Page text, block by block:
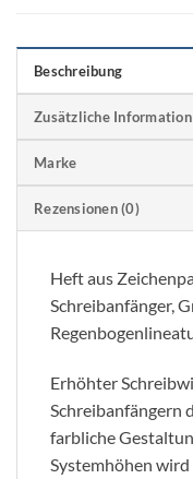
Beschreibung
Zusätzliche Information
Marke
Rezensionen (0)
Heft aus
Schreibanfänger,
Erhöhter
Schreibanfängern
farbliche
Systemhöhen